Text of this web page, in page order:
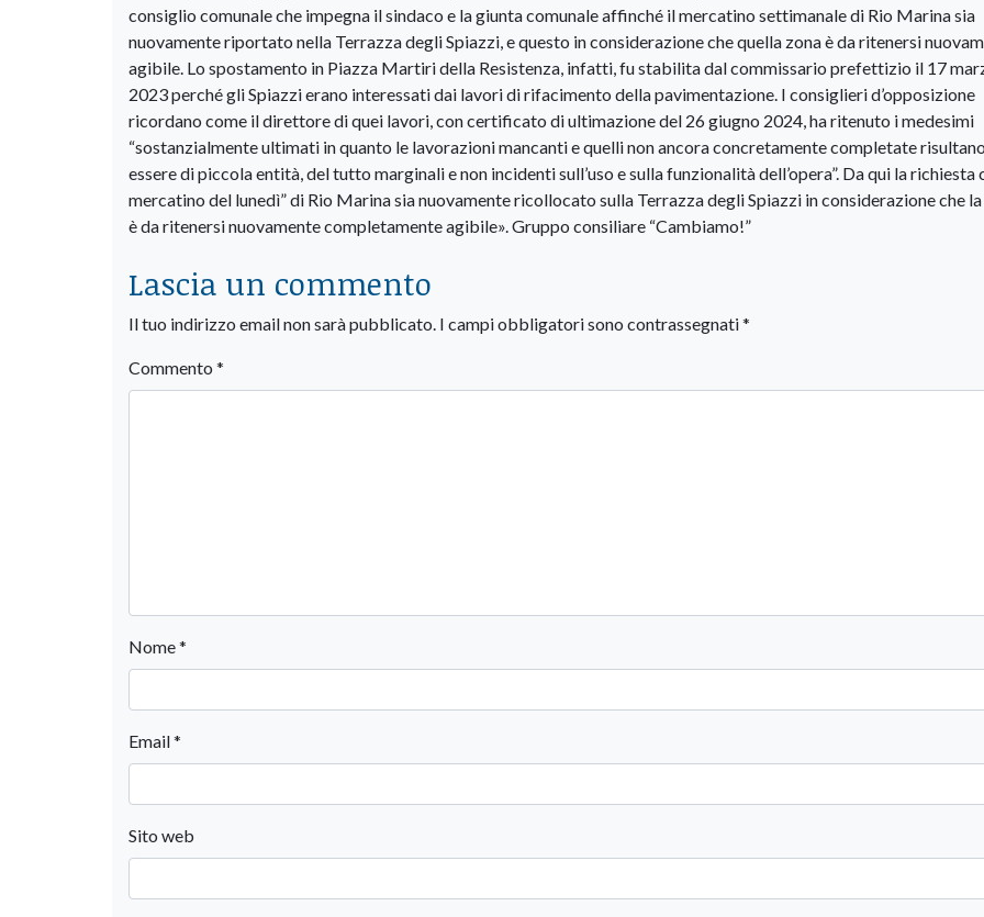
consiglio comunale che impegna il sindaco e la giunta comunale affinché il mercatino settimanale di Rio Marina sia
nuovamente riportato nella Terrazza degli Spiazzi, e questo in considerazione che quella zona è da ritenersi
agibile. Lo spostamento in Piazza Martiri della Resistenza, infatti, fu stabilita dal commissario prefettizio il 17
2023 perché gli Spiazzi erano interessati dai lavori di rifacimento della pavimentazione. I consiglieri d’opposizione
ricordano come il direttore di quei lavori, con certificato di ultimazione del 26 giugno 2024, ha ritenuto i medesimi
“sostanzialmente ultimati in quanto le lavorazioni mancanti e quelli non ancora concretamente completate
essere di piccola entità, del tutto marginali e non incidenti sull’uso e sulla funzionalità dell’opera”. Da qui la richiesta
mercatino del lunedì” di Rio Marina sia nuovamente ricollocato sulla Terrazza degli Spiazzi in considerazione che
è da ritenersi nuovamente completamente agibile». Gruppo consiliare “Cambiamo!”
Lascia un commento
Il tuo indirizzo email non sarà pubblicato. I campi obbligatori sono contrassegnati*
Commento *
Nome*
Email*
Sito web